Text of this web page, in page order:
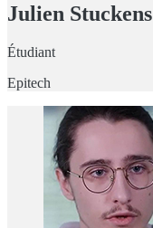
Julien Stuckens
Étudiant
Epitech